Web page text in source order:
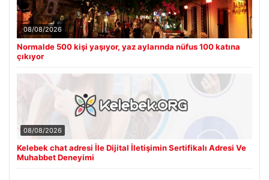
08/08/2026
Normalde 500 kişi yaşıyor, yaz aylarında nüfus 100 katına
çıkıyor
08/08/2026
Kelebek chat adresi İle Dijital İletişimin Sertifikalı Adresi Ve
Muhabbet Deneyimi